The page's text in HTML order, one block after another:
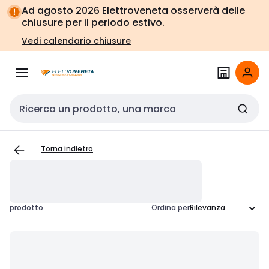
Vai alla
navigazione
Vai
alla
pagina
Ad agosto 2026 Elettroveneta osserverà delle
chiusure per il periodo estivo.
Vedi calendario chiusure
Cerca input
Torna indietro
prodotto Ordina per